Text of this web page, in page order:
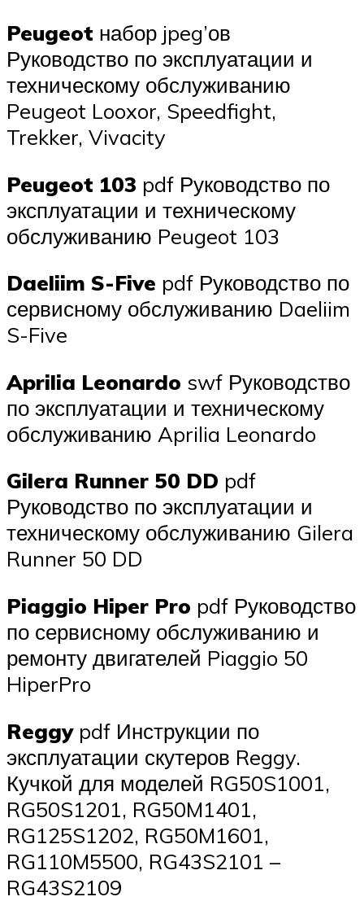
Peugeot набор jpeg’ов
Руководство по эксплуатации и
техническому обслуживанию
Peugeot Looxor, Speedfight,
Trekker, Vivacity
Peugeot 103 pdf Руководство по
эксплуатации и техническому
обслуживанию Peugeot 103
Daeliim S-Five pdf Руководство по
сервисному обслуживанию Daeliim
S-Five
Aprilia Leonardo swf Руководство
по эксплуатации и техническому
обслуживанию Aprilia Leonardo
Gilera Runner 50 DD pdf
Руководство по эксплуатации и
техническому обслуживанию Gilera
Runner 50 DD
Piaggio Hiper Pro pdf Руководство
по сервисному обслуживанию и
ремонту двигателей Piaggio 50
HiperPro
Reggypdf Инструкции по
эксплуатации скутеров Reggy.
Кучкой для моделей RG50S1001,
RG50S1201, RG50M1401,
RG125S1202, RG50M1601,
RG110M5500, RG43S2101 –
RG43S2109